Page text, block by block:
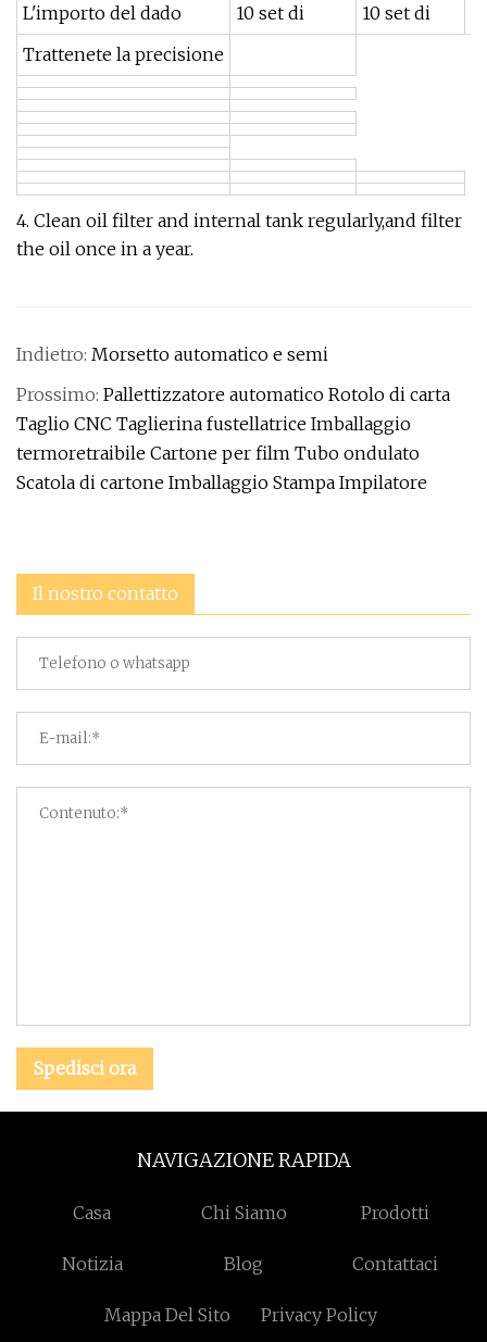
L'importo del dado
10 set di 10 set di
Trattenete la precisione
4. Clean oil filter and internal tank regularly,and filter
the oil once in a year.
Indietro: Morsetto automatico e semi
Prossimo: Pallettizzatore automatico Rotolo di carta
Taglio CNC Taglierina fustellatrice Imballaggio
termoretraibile Cartone per film Tubo ondulato
Scatola di cartone Imballaggio Stampa Impilatore
Il nostro contatto
Spedisci ora
NAVIGAZIONE RAPIDA
Casa Chi Siamo Prodotti
Notizia Blog Contattaci
Mappa Del Sito Privacy Policy